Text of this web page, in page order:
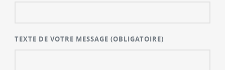
TEXTE DE VOTRE MESSAGE(OBLIGATOIRE)